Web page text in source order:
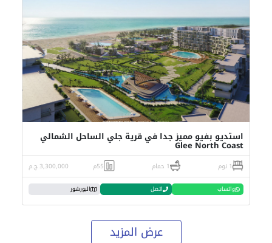
استديو بفيو مميز جدا في قرية جلي الساحل الشمالي
Glee North Coast
1 نوم 1 حمام 55م 3,300,000 ج.م
واتساب اتصل البورشور
عرض المزيد